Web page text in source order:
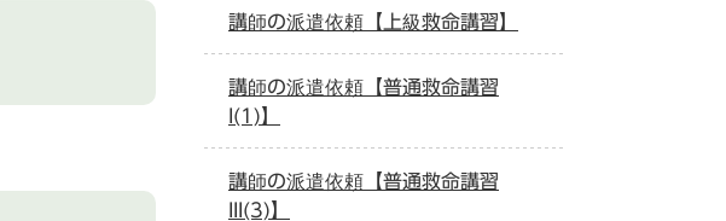
講師の派遣依頼【上級救命講習】
講師の派遣依頼【普通救命講習
I(1)】
講師の派遣依頼【普通救命講習
III(3)】